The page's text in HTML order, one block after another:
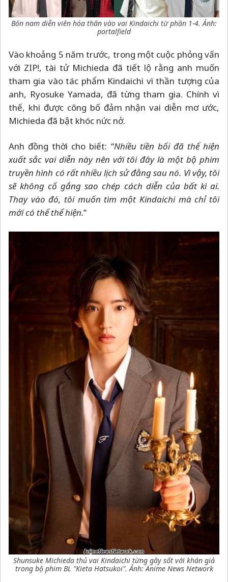
Bốn nam diễn viên hóa thân vào vai Kindaichi từ phần 1-4. Ảnh:
portalfield
Vào khoảng 5 năm trước, trong một cuộc phỏng vấn
với ZIP!, tài tử Michieda đã tiết lộ rằng anh muốn
tham gia vào tác phẩm Kindaichi vì thần tượng của
anh, Ryosuke Yamada, đã từng tham gia. Chính vì
thế, khi được công bố đảm nhận vai diễn mơ ước,
Michieda đã bật khóc nức nở.
Anh đồng thời cho biết: “Nhiều tiền bối đã thể hiện
xuất sắc vai diễn này nên với tôi đây là một bộ phim
truyền hình có rất nhiều lịch sử đằng sau nó. Vì vậy, tôi
sẽ không cố gắng sao chép cách diễn của bất kì ai.
Thay vào đó, tôi muốn tìm một Kindaichi mà chỉ tôi
mới có thể thể hiện.”
Shunsuke Michieda thủ vai Kindaichi từng gây sốt với khán giả
trong bộ phim BL "Kieta Hatsukoi". Ảnh: Anime News Network